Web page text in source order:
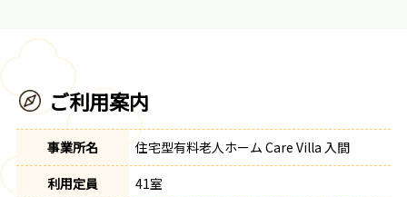
ご利用案内
事業所名
住宅型有料老人ホーム Care Villa 入間
利用定員
41室